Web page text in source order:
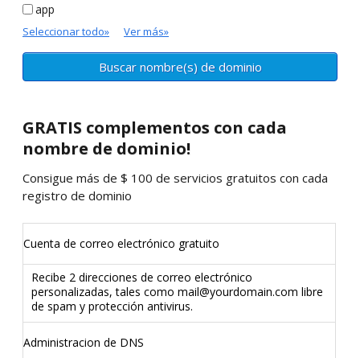
app
Seleccionar todo» Ver más»
GRATIS complementos con cada
nombre de dominio!
Consigue más de $ 100 de servicios gratuitos con cada
registro de dominio
Cuenta de correo electrónico gratuito
Recibe 2 direcciones de correo electrónico
personalizadas, tales como mail@yourdomain.com libre
de spam y protección antivirus.
Administracion de DNS